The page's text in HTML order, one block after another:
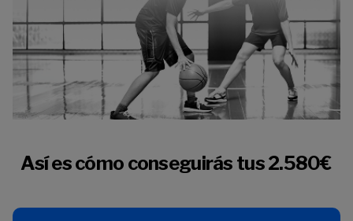
Así es cómo conseguirás tus 2.580€